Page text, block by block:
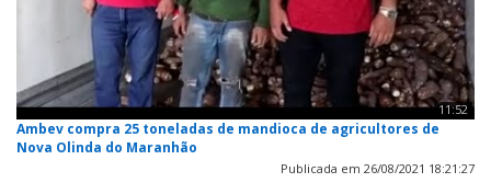
11:52
Ambev compra 25 toneladas de mandioca de agricultores de
Nova Olinda do Maranhão
Publicada em 26/08/2021 18:21:27